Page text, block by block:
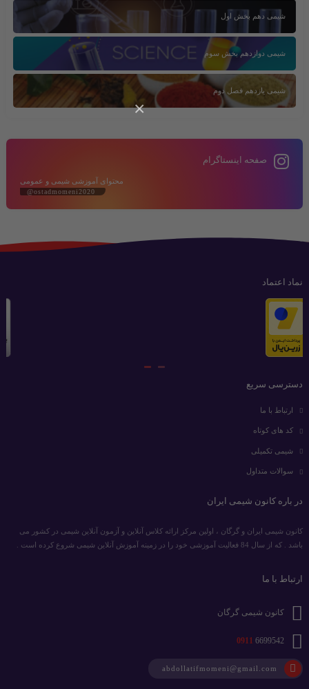
×
شیمی دهم بخش اول
شیمی دوازدهم بخش سوم
شیمی یازدهم فصل دوم
صفحه اینستاگرام
محتوای آموزشی شیمی و عمومی
@ostadmomeni2020
نماد اعتماد
دسترسی سریع
ارتباط با ما
کد های کوتاه
شیمی تکمیلی
سوالات متداول
در باره کانون شیمی ایران
کانون شیمی ایران و گرگان ، اولین مرکز ارائه کلاس آنلاین و آزمون آنلاین شیمی در کشور می
باشد . که از سال 84 فعالیت آموزشی خود را در زمینه آموزش آنلاین شیمی شروع کرده است .
ارتباط با ما
کانون شیمی گرگان
0911 6699542
abdollatifmomeni@gmail.com